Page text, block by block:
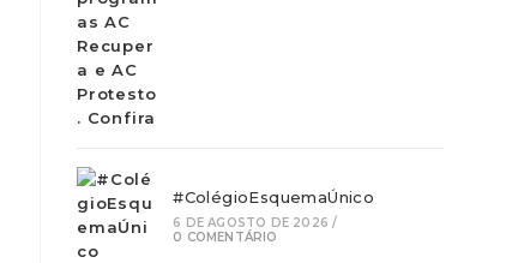
#ColégioEsquemaÚnico
6 DE AGOSTO DE 2026 /
0 COMENTÁRIO